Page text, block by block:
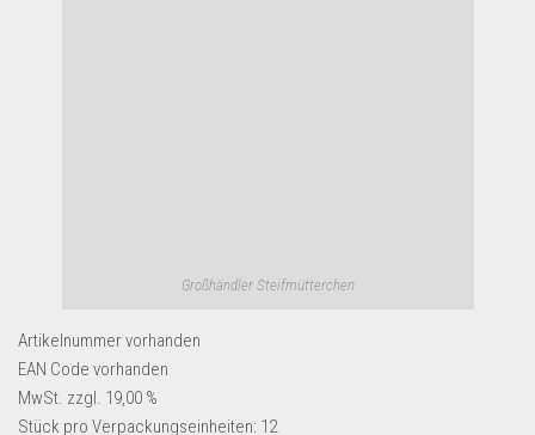
Großhändler Steifmütterchen
Artikelnummervorhanden
EAN Code vorhanden
MwSt. zzgl. 19,00 %
Stück pro Verpackungseinheiten: 12